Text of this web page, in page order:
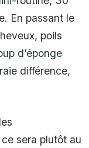
En passant le
poils
d’éponge
différence,
sera plutôt au